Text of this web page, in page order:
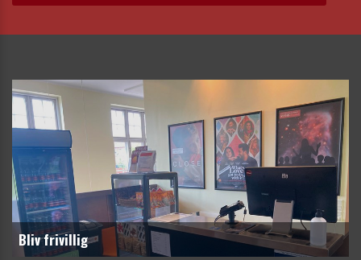
Bliv frivillig